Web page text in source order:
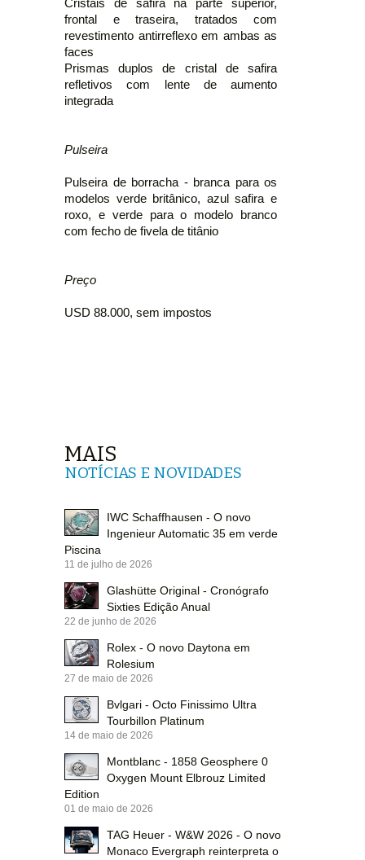
Cristais de safira na parte superior,
frontal e traseira, tratados com
revestimento antirreflexo em ambas as
faces
Prismas duplos de cristal de safira
refletivos com lente de aumento
integrada
Pulseira
Pulseira de borracha - branca para os
modelos verde britânico, azul safira e
roxo, e verde para o modelo branco
com fecho de fivela de titânio
Preço
USD 88.000, sem impostos
MAIS
NOTÍCIAS E NOVIDADES
IWC Schaffhausen - O novo
Ingenieur Automatic 35 em verde
Piscina
11 de julho de 2026
Glashütte Original - Cronógrafo
Sixties Edição Anual
22 de junho de 2026
Rolex - O novo Daytona em
Rolesium
27 de maio de 2026
Bvlgari - Octo Finissimo Ultra
Tourbillon Platinum
14 de maio de 2026
Montblanc - 1858 Geosphere 0
Oxygen Mount Elbrouz Limited
Edition
01 de maio de 2026
TAG Heuer - W&W 2026 - O novo
Monaco Evergraph reinterpreta o